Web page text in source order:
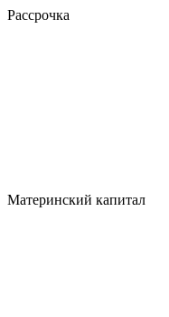
Рассрочка
Материнский капитал